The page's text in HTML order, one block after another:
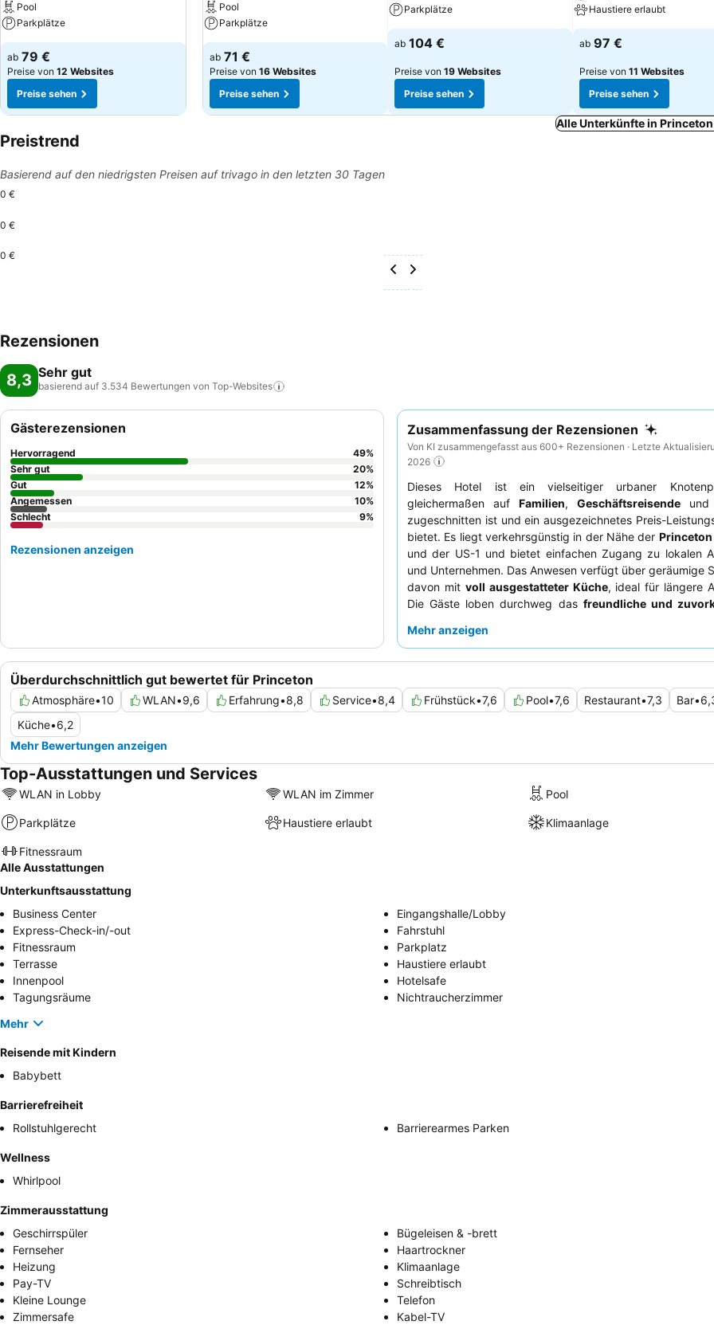
Pool
Parkplätze
ab 79 €
Preise von 12 Websites
Preise sehen
Pool
Parkplätze
ab 71 €
Preise von 16 Websites
Preise sehen
Parkplätze
ab 104 €
Preise von 19 Websites
Preise sehen
Haustiere erlaubt
ab 97 €
Preise von 11 Websites
Preise sehen
Alle Unterkünfte in
Preistrend
Basierend auf den niedrigsten Preisen auf trivago in den letzten 30 Tagen
0 €
0 €
0 €
Rezensionen
8,3 Sehr gut
basierend auf 3.534 Bewertungen von Top-Websites
Zusammenfassung der Rezensionen
Von KI zusammengefasst aus 600+ Rezensionen · Letzte
2026
Dieses Hotel ist ein vielseitiger urbaner
gleichermaßen auf Familien, Geschäftsreisende und
zugeschnitten ist und ein ausgezeichnetes Preis-
bietet. Es liegt verkehrsgünstig in der Nähe der
und der US-1 und bietet einfachen Zugang zu lokalen
und Unternehmen. Das Anwesen verfügt über geräumige
davon mit voll ausgestatteter Küche, ideal für längere
Die Gäste loben durchweg das freundliche und
warmen und kontinentalen Speisen umfasst. Für einen
Mehr anzeigen
Überdurchschnittlich gut bewertet für Princeton
Atmosphäre•10 WLAN•9,6 Erfahrung•8,8 Service•8,4 Frühstück•7,6 Pool•7,6 Restaurant•7,3 Bar•
Küche•6,2
Mehr Bewertungen anzeigen
Gästerezensionen
Hervorragend 49%
Sehr gut
20%
Gut
12%
Angemessen
10%
Schlecht
9%
Rezensionen anzeigen
Top-Ausstattungen und Services
WLAN in Lobby WLAN im Zimmer Pool
Parkplätze Haustiere erlaubt Klimaanlage
Fitnessraum
Alle Ausstattungen
Unterkunftsausstattung
Business Center
Eingangshalle/Lobby
Express-Check-in/-out
Fahrstuhl
Fitnessraum
Parkplatz
Terrasse
Haustiere erlaubt
Innenpool
Hotelsafe
Tagungsräume
Nichtraucherzimmer
Mehr
Reisende mit Kindern
Babybett
Barrierefreiheit
Rollstuhlgerecht
Barrierearmes Parken
Wellness
Whirlpool
Zimmerausstattung
Geschirrspüler
Bügeleisen & -brett
Fernseher
Haartrockner
Heizung
Klimaanlage
Pay-TV
Schreibtisch
Kleine Lounge
Telefon
Zimmersafe
Kabel-TV